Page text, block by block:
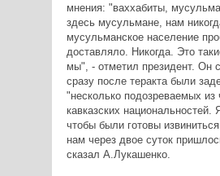
мнения: "ваххабиты,
здесь мусульмане, нам
мусульманское население
доставляло. Никогда. Это
мы", - отметил президент. Он
сразу после теракта были
"несколько подозреваемых из
кавказских национальностей.
чтобы были готовы
нам через двое суток
сказал А.Лукашенко.